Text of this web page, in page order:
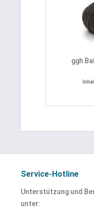
ggh
Service-Hotline
Unterstützung und
unter: